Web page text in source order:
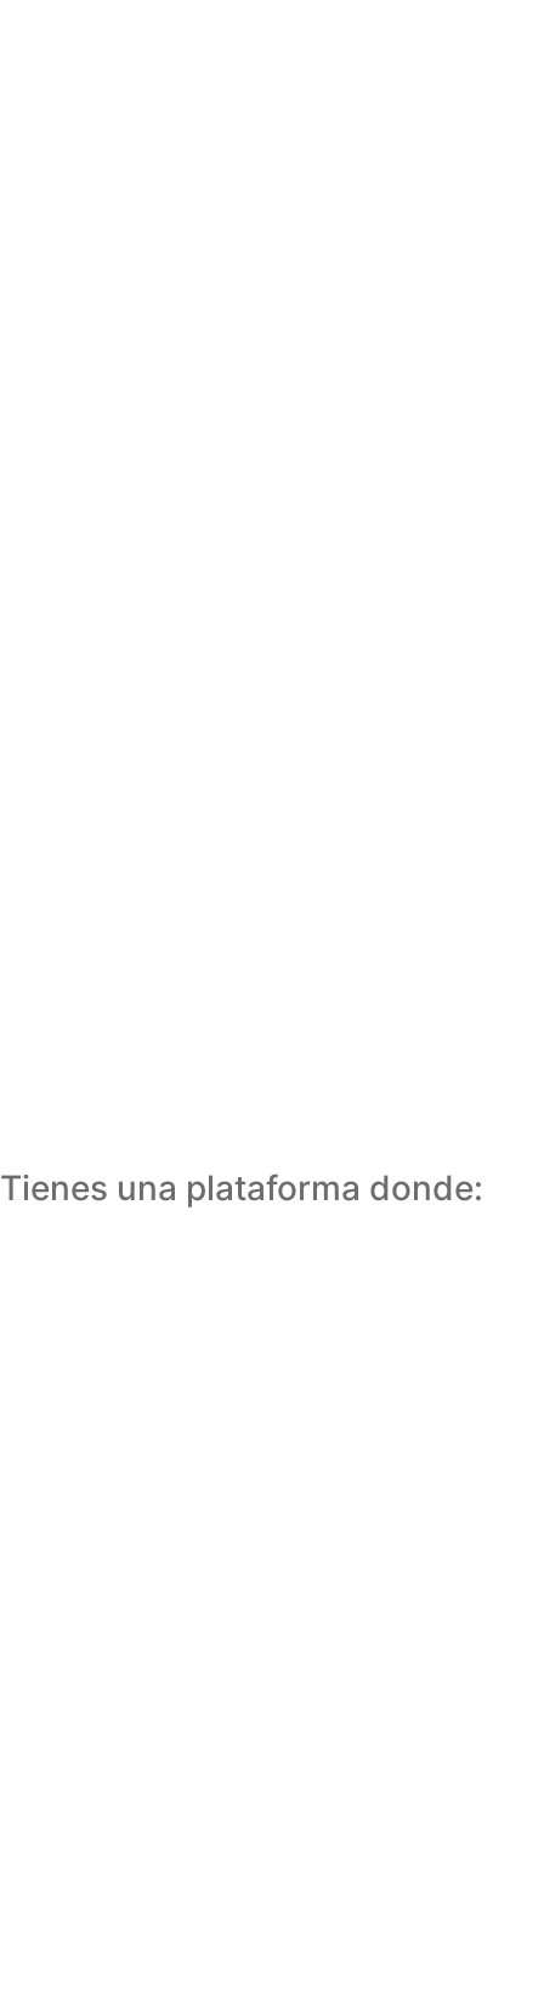
Tienes una plataforma donde: